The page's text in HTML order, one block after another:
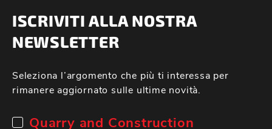
ISCRIVITI ALLA NOSTRA
NEWSLETTER
Seleziona l’argomento che più ti interessa per
rimanere aggiornato sulle ultime novità.
Quarry and Construction